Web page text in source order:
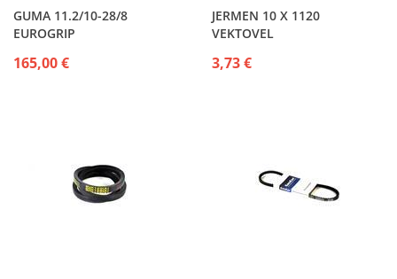
GUMA 11.2/10-28/8
EUROGRIP
165,00 €
JERMEN 10 X 1120
VEKTOVEL
3,73 €